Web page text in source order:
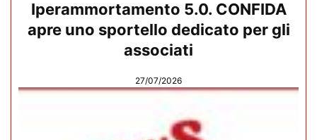
Iperammortamento 5.0. CONFIDA
apre uno sportello dedicato per gli
associati
27/07/2026